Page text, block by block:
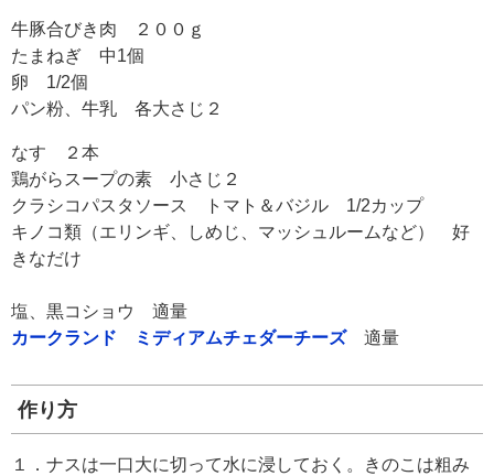
牛豚合びき肉 ２００ｇ
たまねぎ 中1個
卵 1/2個
パン粉、牛乳 各大さじ２
なす ２本
鶏がらスープの素 小さじ２
クラシコパスタソース トマト＆バジル 1/2カップ
キノコ類（エリンギ、しめじ、マッシュルームなど） 好
きなだけ
塩、黒コショウ 適量
カークランド ミディアムチェダーチーズ適量
作り方
１．ナスは一口大に切って水に浸しておく。きのこは粗み